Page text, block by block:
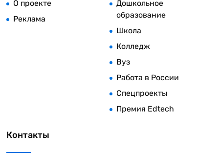
О проекте
Реклама
Дошкольное
образование
Школа
Колледж
Вуз
Работа в России
Спецпроекты
Премия Edtech
Контакты